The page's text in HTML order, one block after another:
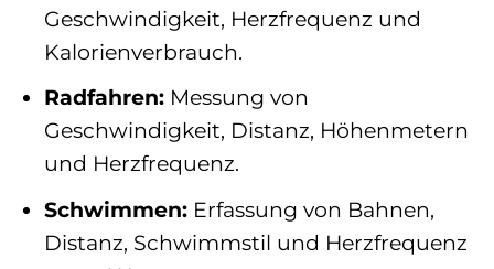
Geschwindigkeit, Herzfrequenz und
Kalorienverbrauch.
Radfahren:Messung von
Geschwindigkeit, Distanz, Höhenmetern
und Herzfrequenz.
Schwimmen:Erfassung von Bahnen,
Distanz, Schwimmstil und Herzfrequenz